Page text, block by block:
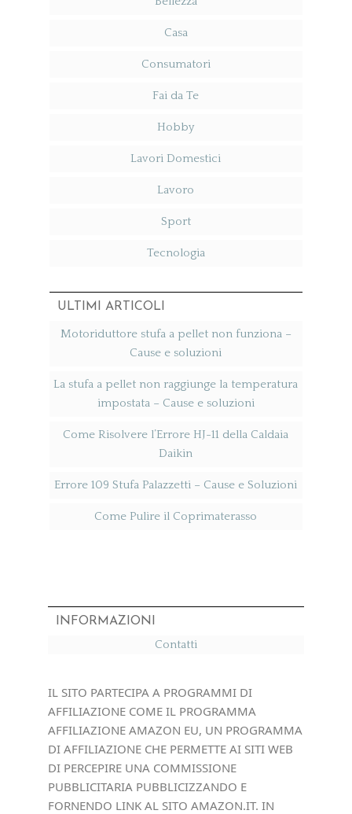
Casa
Consumatori
Fai da Te
Hobby
Lavori Domestici
Lavoro
Sport
Tecnologia
ULTIMI ARTICOLI
Motoriduttore stufa a pellet non funziona​ –
Cause e soluzioni
La stufa a pellet non raggiunge la temperatura
impostata​ – Cause e soluzioni
Come Risolvere l’Errore HJ-11 della Caldaia
Daikin
Errore 109 Stufa Palazzetti​ – Cause e Soluzioni
Come Pulire il Coprimaterasso
INFORMAZIONI
Contatti
IL SITO PARTECIPA A PROGRAMMI DI
AFFILIAZIONE COME IL PROGRAMMA
AFFILIAZIONE AMAZON EU, UN PROGRAMMA
DI AFFILIAZIONE CHE PERMETTE AI SITI WEB
DI PERCEPIRE UNA COMMISSIONE
PUBBLICITARIA PUBBLICIZZANDO E
FORNENDO LINK AL SITO AMAZON.IT. IN